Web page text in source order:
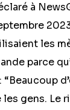
à
les
parce
gens. Le